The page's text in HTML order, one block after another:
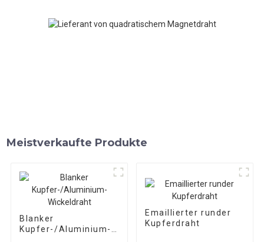
Meistverkaufte Produkte
Blanker
Kupfer-/Aluminium-
Emaillierter runder
Kupferdraht